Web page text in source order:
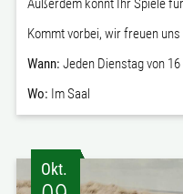
Außerdem könnt Ihr Spiele
Kommt vorbei, wir freuen uns
Wann: Jeden Dienstag von
Wo: Im Saal
Okt.